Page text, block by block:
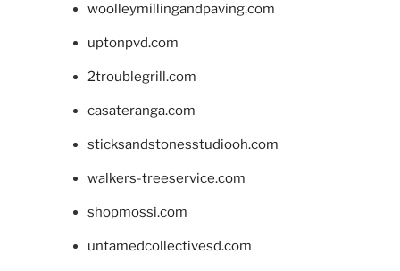
woolleymillingandpaving.com
uptonpvd.com
2troublegrill.com
casateranga.com
sticksandstonesstudiooh.com
walkers-treeservice.com
shopmossi.com
untamedcollectivesd.com